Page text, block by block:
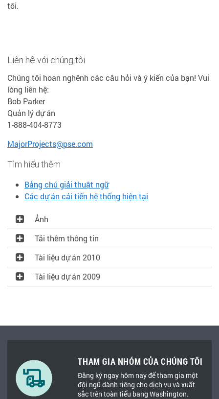
tôi.
Liên hệ với chúng tôi
Chúng tôi hoan nghênh các câu hỏi và ý kiến của bạn! Vui
lòng liên hệ:
Bob Parker
Quản lý dự án
1-888-404-8773
MajorProjects@pse.com
Tìm hiểu thêm
Bảng chú giải thuật ngữ
Các dự án cải tiến hệ thống hiện tại
Ảnh
Tải thêm thông tin
Tài liệu dự án 2010
Tài liệu dự án 2009
THAM GIA NHÓM CỦA CHÚNG TÔI
Đăng ký ngay hôm nay để tham gia một
đội ngũ dành riêng cho dịch vụ và xuất
sắc trên toàn tiểu bang Washington.